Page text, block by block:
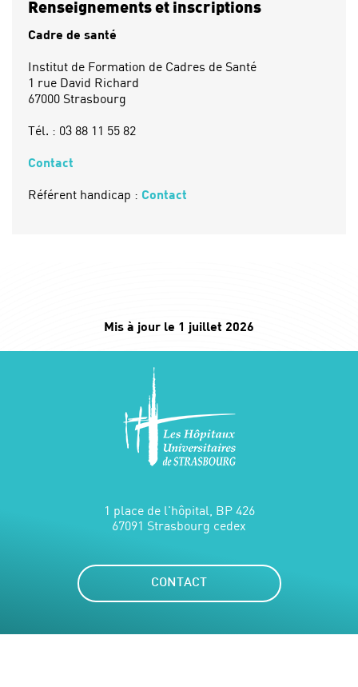
Renseignements et inscriptions
Cadre de santé
Institut de Formation de Cadres de Santé
1 rue David Richard
67000 Strasbourg
Tél. : 03 88 11 55 82
Contact
Référent handicap : Contact
Mis à jour le 1 juillet 2026
1 place de l'hôpital, BP 426
67091 Strasbourg cedex
CONTACT